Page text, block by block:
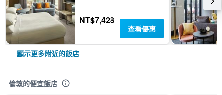
NT$7,428
查看優惠
顯示更多附近的飯店
倫敦的便宜飯店